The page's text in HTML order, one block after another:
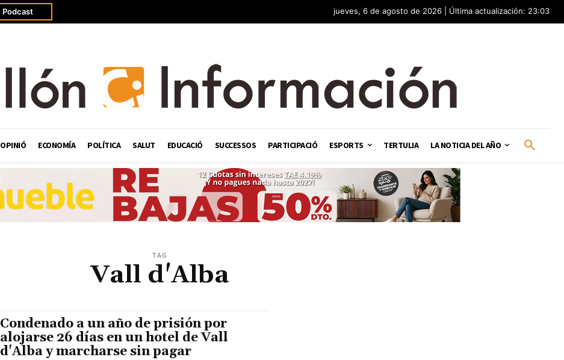
Podcast jueves, 6 de agosto de 2026 | Última actualización: 23:03
OPINIÓ ECONOMÍA POLÍTICA SALUT EDUCACIÓ SUCCESSOS PARTICIPACIÓ ESPORTS TERTULIA LA NOTICIA DEL AÑO
TAG
Vall d'Alba
Condenado a un año de prisión por
alojarse 26 días en un hotel de Vall
d'Alba y marcharse sin pagar